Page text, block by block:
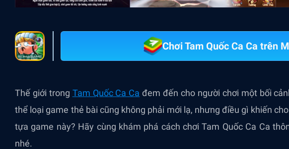
Chơi Tam Quốc Ca Ca trên
Thế giới trong Tam Quốc Ca Ca đem đến cho người chơi một bối
thể loại game thẻ bài cũng không phải mới lạ, nhưng điều gì khiến
tựa game này? Hãy cùng khám phá cách chơi Tam Quốc Ca Ca
nhé.